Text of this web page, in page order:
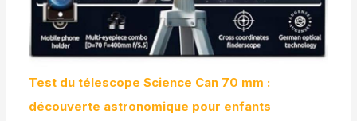
Test du télescope Science Can 70 mm :
découverte astronomique pour enfants